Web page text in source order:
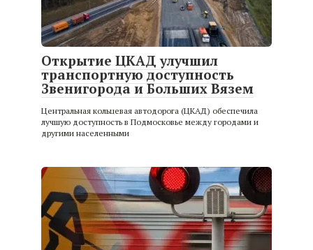
Открытие ЦКАД улучшил
транспортную доступность
Звенигорода и Больших Вязем
Центральная кольцевая автодорога (ЦКАД) обеспечила
лучшую доступность в Подмосковье между городами и
другими населенными